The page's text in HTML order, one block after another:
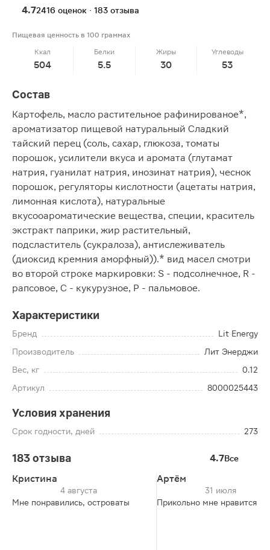
4.72416 оценок · 183 отзыва
Пищевая ценность в 100 граммах
Ккал
504
Белки
5.5
Жиры
30
Углеводы
53
Состав
Картофель, масло растительное рафинированое*,
ароматизатор пищевой натуральный Сладкий
тайский перец (соль, сахар, глюкоза, томаты
порошок, усилители вкуса и аромата (глутамат
натрия, гуанилат натрия, инозинат натрия), чеснок
порошок, регуляторы кислотности (ацетаты натрия,
лимонная кислота), натуральные
вкусооароматические вещества, специи, краситель
экстракт паприки, жир растительный,
подсластитель (сукралоза), антислеживатель
(диоксид кремния аморфный)).* вид масел смотри
во второй строке маркировки: S - подсолнечное, R -
рапсовое, C - кукурузное, P - пальмовое.
Характеристики
Бренд
Lit Energy
Производитель
Лит Энерджи
Вес, кг
0.12
Артикул
8000025443
Условия хранения
Срок годности, дней 273
183 отзыва 4.7Все
Кристина
4 августа
Мне понравились, островаты
Артём
31 июля
Прикольно мне нравится